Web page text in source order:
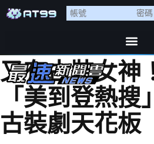
又有古裝女神
「美到登熱
古裝劇天花板